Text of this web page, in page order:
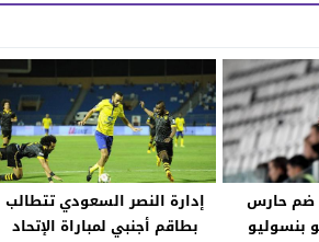
ضم حارس
بنسوليو
إدارة النصر السعودي تتطالب
بطاقم أجنبي لمباراة الإتحاد